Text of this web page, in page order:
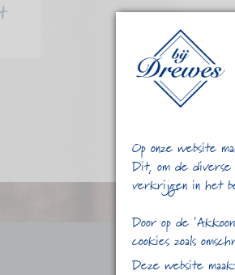
Op onze website
Dit, om de diverse
verkrijgen in het
Door op de
cookies zoals
Deze website